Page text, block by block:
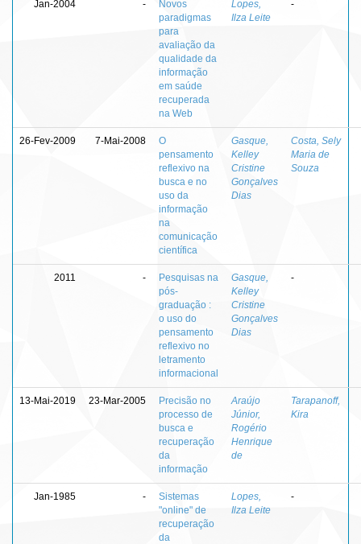
Jan-2004 -
Novos
paradigmas
para
avaliação da
qualidade da
informação
em saúde
recuperada
na Web
Lopes,
Ilza Leite
-
26-Fev-2009 7-Mai-2008
O
pensamento
reflexivo na
busca e no
uso da
informação
na
comunicação
científica
Gasque,
Kelley
Cristine
Gonçalves
Dias
Costa, Sely
Maria de
Souza
2011 -
Pesquisas na
pós-
graduação :
o uso do
pensamento
reflexivo no
letramento
informacional
Gasque,
Kelley
Cristine
Gonçalves
Dias
-
13-Mai-2019 23-Mar-2005
Precisão no
processo de
busca e
recuperação
da
informação
Araújo
Júnior,
Rogério
Henrique
de
Tarapanoff,
Kira
Jan-1985 -
Sistemas
"online" de
recuperação
da
Lopes,
Ilza Leite
-